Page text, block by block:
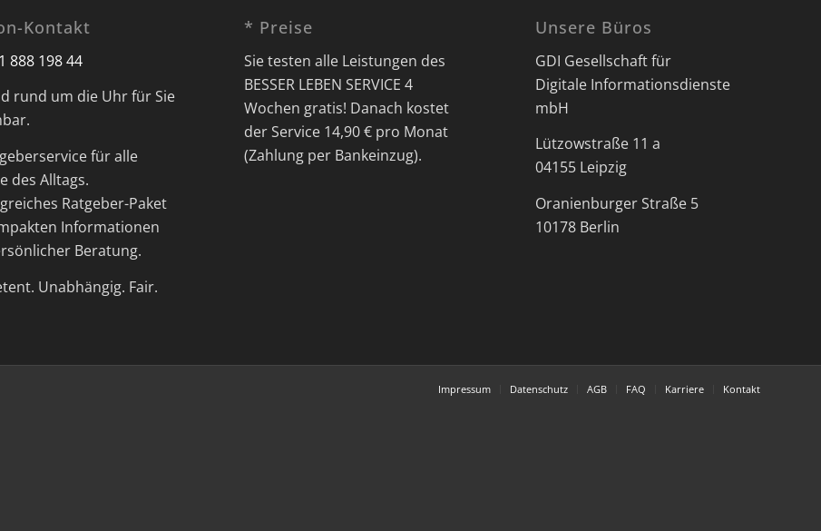
Kontakt
888 198 44
rund um die Uhr für Sie
für alle
des Alltags.
Ratgeber-Paket
Informationen
Beratung.
Unabhängig. Fair.
* Preise
Sie testen alle Leistungen des
BESSER LEBEN SERVICE 4
Wochen gratis! Danach kostet
der Service 14,90 € pro Monat
(Zahlung per Bankeinzug).
Unsere Büros
GDI Gesellschaft für
Digitale Informationsdienste
mbH
Lützowstraße 11 a
04155 Leipzig
Oranienburger Straße 5
10178 Berlin
Impressum Datenschutz AGB FAQ Karriere Kontakt